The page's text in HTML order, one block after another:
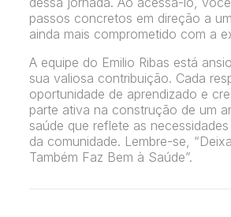
passos concretos em direção a
ainda mais comprometido com a
A equipe do Emilio Ribas está
sua valiosa contribuição. Cada
oportunidade de aprendizado e
parte ativa na construção de um
saúde que reflete as
da comunidade. Lembre-se,
Também Faz Bem à Saúde”.